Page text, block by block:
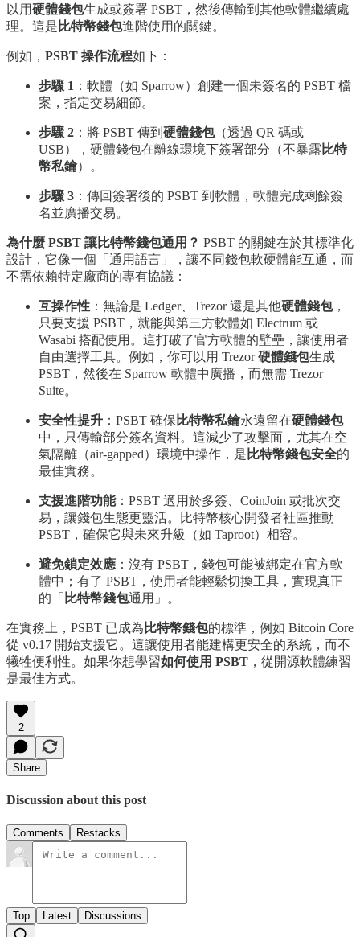
以用硬體錢包生成或簽署 PSBT，然後傳輸到其他軟體繼續處
理。這是 比特幣錢包進階使用的關鍵。
例如， PSBT 操作流程如下：
步驟 1 ：軟體（如 Sparrow）創建一個未簽名的 PSBT 檔
案，指定交易細節。
步驟 2 ：將 PSBT 傳到 硬體錢包（透過 QR 碼或
USB），硬體錢包在離線環境下簽署部分（不暴露 比特
幣私鑰）。
步驟 3 ：傳回簽署後的 PSBT 到軟體，軟體完成剩餘簽
名並廣播交易。
為什麼 PSBT 讓比特幣錢包通用？ PSBT 的關鍵在於其標準化
設計，它像一個「通用語言」，讓不同錢包軟硬體能互通，而
不需依賴特定廠商的專有協議：
互操作性 ：無論是 Ledger、Trezor 還是其他硬體錢包，
只要支援 PSBT，就能與第三方軟體如 Electrum 或
Wasabi 搭配使用。這打破了官方軟體的壁壘，讓使用者
自由選擇工具。例如，你可以用 Trezor硬體錢包生成
PSBT，然後在 Sparrow 軟體中廣播，而無需 Trezor
Suite。
安全性提升 ：PSBT 確保 比特幣私鑰永遠留在硬體錢包
中，只傳輸部分簽名資料。這減少了攻擊面，尤其在空
氣隔離（air-gapped）環境中操作，是 比特幣錢包安全的
最佳實務。
支援進階功能：PSBT 適用於多簽、CoinJoin 或批次交
易，讓錢包生態更靈活。比特幣核心開發者社區推動
PSBT，確保它與未來升級（如 Taproot）相容。
避免鎖定效應 ：沒有 PSBT，錢包可能被綁定在官方軟
體中；有了 PSBT，使用者能輕鬆切換工具，實現真正
的「 比特幣錢包通用」。
在實務上，PSBT 已成為 比特幣錢包的標準，例如 Bitcoin Core
從 v0.17 開始支援它。這讓使用者能建構更安全的系統，而不
犧牲便利性。如果你想學習如何使用 PSBT ，從開源軟體練習
是最佳方式。
2
Share
Discussion about this post
Comments Restacks
Top Latest Discussions